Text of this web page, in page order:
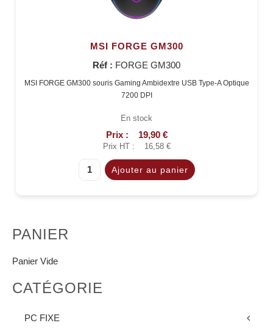
MSI FORGE GM300
Réf : FORGE GM300
MSI FORGE GM300 souris Gaming Ambidextre USB Type-A Optique
7200 DPI
En stock
Prix : 19,90 €
Prix HT : 16,58 €
PANIER
Panier Vide
CATÉGORIE
PC FIXE